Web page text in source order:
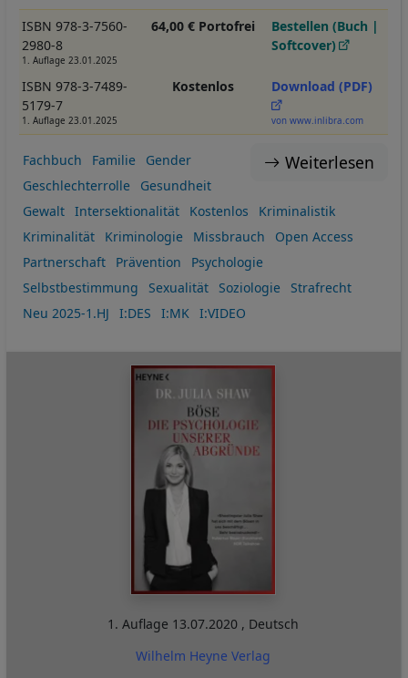
ISBN 978-3-7560-
2980-8
1. Auflage 23.01.2025
64,00 € Portofrei
Bestellen (Buch |
Softcover)
ISBN 978-3-7489-
5179-7
1. Auflage 23.01.2025
Kostenlos Download (PDF)
von www.inlibra.com
Weiterlesen
Fachbuch Familie
Gender
Geschlechterrolle
Gesundheit
Gewalt
Intersektionalität Kostenlos
Kriminalistik
Kriminalität
Kriminologie Missbrauch
Open Access
Partnerschaft
Prävention
Psychologie
Selbstbestimmung
Sexualität Soziologie
Strafrecht
Neu 2025-1.HJ
I:DES I:MK I:VIDEO
1. Auflage 13.07.2020 , Deutsch
Wilhelm Heyne Verlag